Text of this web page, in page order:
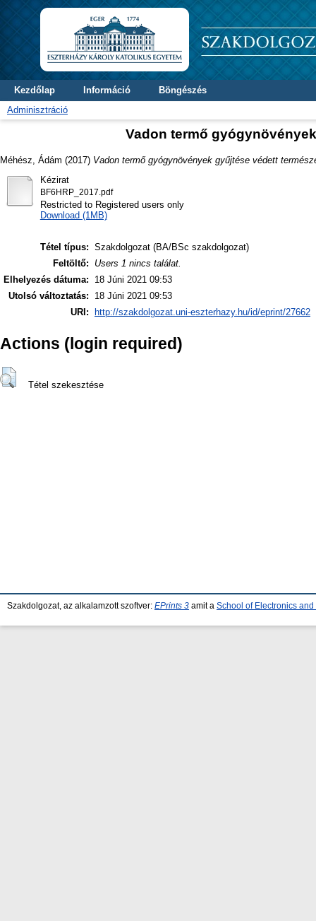
Kezdőlap Információ
Böngészés
Adminisztráció
Vadon termő
Méhész, Ádám (2017) Vadon termő gyógynövények gyűjtése védett
Kézirat
BF6HRP_2017.pdf
Restricted to Registered users only
Download (1MB)
Tétel típus: Szakdolgozat (BA/BSc szakdolgozat)
Feltöltő:
Users 1 nincs találat.
Elhelyezés dátuma:
18 Júni 2021 09:53
Utolsó változtatás:
18 Júni 2021 09:53
URI:
http://szakdolgozat.uni-eszterhazy.hu/id/eprint/27662
Actions (login required)
Tétel szekesztése
Szakdolgozat, az alkalamzott szoftver: EPrints 3 amit a School of Electronics